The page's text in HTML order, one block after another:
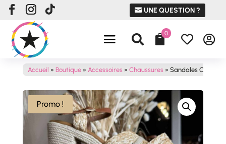
UNE QUESTION ?
 0  
Accueil » Boutique» Accessoires» Chaussures» Sandales CHLOE
Promo !